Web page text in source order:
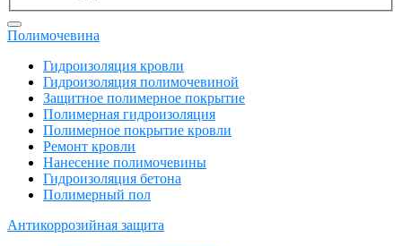
Полимочевина
Гидроизоляция кровли
Гидроизоляция полимочевиной
Защитное полимерное покрытие
Полимерная гидроизоляция
Полимерное покрытие кровли
Ремонт кровли
Нанесение полимочевины
Гидроизоляция бетона
Полимерный пол
Антикоррозийная защита